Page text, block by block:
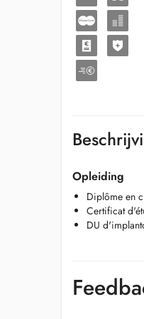
Opleiding
Diplôme en
Certificat
DU